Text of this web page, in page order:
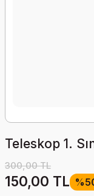
Teleskop 1.
300,00 TL
150,00 TL